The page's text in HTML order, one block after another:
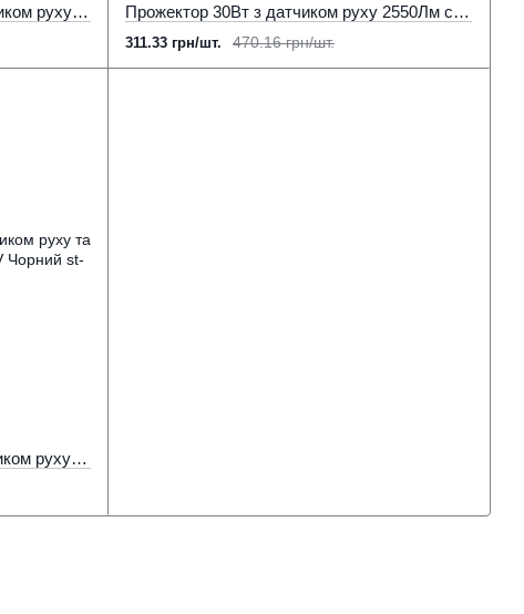
Вуличний прожектор 30Вт з датчиком руху та освітлення VIDEX F3 5000K 220V Прожектор 30Вт з датчиком руху 2550Лм світлодіодний 6500K IP65 для вулиці
470.16 грн/шт.
311.33 грн/шт.
Розумний прожектор 50Вт з датчиком руху та освітленості VIDEX F3 5000K 220V Чорний